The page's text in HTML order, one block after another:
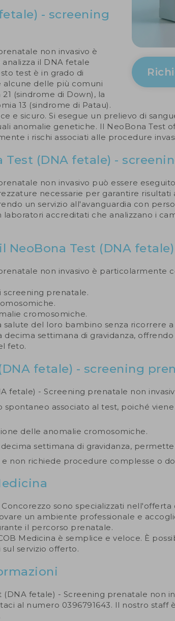
- screening
non invasivo è
il DNA fetale
test è in grado di
alcune delle più comuni
(sindrome di Down), la
13 (sindrome di Patau).
e sicuro. Si esegue un prelievo di
anomalie genetiche. Il NeoBona Test
i rischi associati alle procedure
(DNA fetale) -
non invasivo può essere
necessarie per garantire risultati
un servizio all'avanguardia con
accreditati che analizzano i
Test (DNA
non invasivo è particolarmente
screening prenatale.
cromosomiche.
del loro bambino senza ricorrere
settimana di gravidanza,
feto.
fetale) - screening
fetale) - Screening prenatale non
spontaneo associato al test, poiché
delle anomalie cromosomiche.
settimana di gravidanza,
e non richiede procedure complesse o
sono specializzati
un ambiente professionale e
il percorso prenatale.
Medicina è semplice e veloce. È
servizio offerto.
fetale) - Screening prenatale non
al numero 0396791643. Il nostro